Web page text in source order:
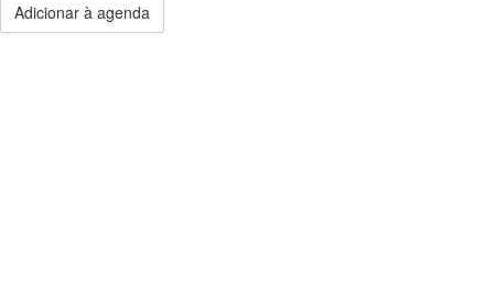
Adicionar à agenda